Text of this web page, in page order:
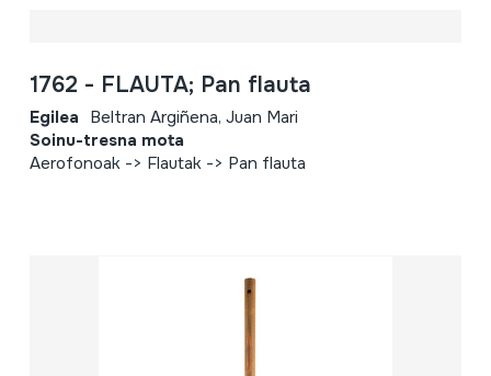
1762 - FLAUTA; Pan flauta
Egilea Beltran Argiñena, Juan Mari
Soinu-tresna mota
Aerofonoak -> Flautak -> Pan flauta